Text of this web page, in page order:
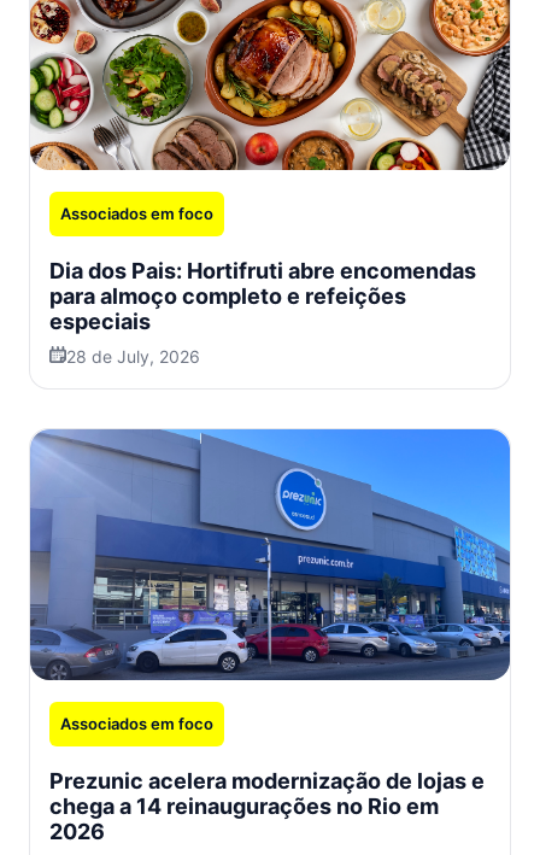
Associados em foco
Dia dos Pais: Hortifruti abre encomendas
para almoço completo e refeições
especiais
28 de July, 2026
Associados em foco
Prezunic acelera modernização de lojas e
chega a 14 reinaugurações no Rio em
2026